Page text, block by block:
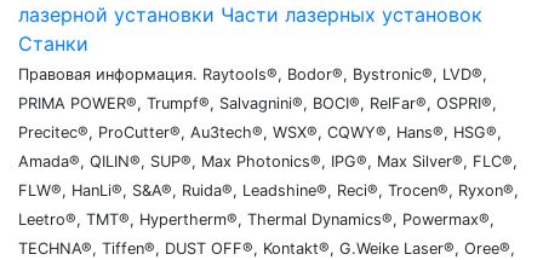
лазерной установки Части лазерных установок
Станки
Правовая информация. Raytools®, Bodor®, Bystronic®, LVD®,
PRIMA POWER®, Trumpf®, Salvagnini®, BOCI®, RelFar®, OSPRI®,
Precitec®, ProCutter®, Au3tech®, WSX®, CQWY®, Hans®, HSG®,
Amada®, QILIN®, SUP®, Max Photonics®, IPG®, Max Silver®, FLC®,
FLW®, HanLi®, S&A®, Ruida®, Leadshine®, Reci®, Trocen®, Ryxon®,
Leetro®, TMT®, Hypertherm®, Thermal Dynamics®, Powermax®,
TECHNA®, Tiffen®, DUST OFF®, Kontakt®, G.Weike Laser®, Oree®,